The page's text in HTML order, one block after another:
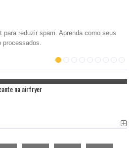
reduzir spam. Aprenda como seus
processados
na airfryer